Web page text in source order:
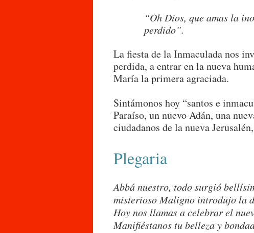
“Oh Dios, que amas la
perdido”.
La fiesta de la Inmaculada nos
perdida, a entrar en la nueva
María la primera agraciada.
Sintámonos hoy “santos e
Paraíso, un nuevo Adán, una
ciudadanos de la nueva
Plegaria
Abbá nuestro, todo surgió
misterioso Maligno introdujo la
Hoy nos llamas a celebrar el
Manifiéstanos tu belleza y